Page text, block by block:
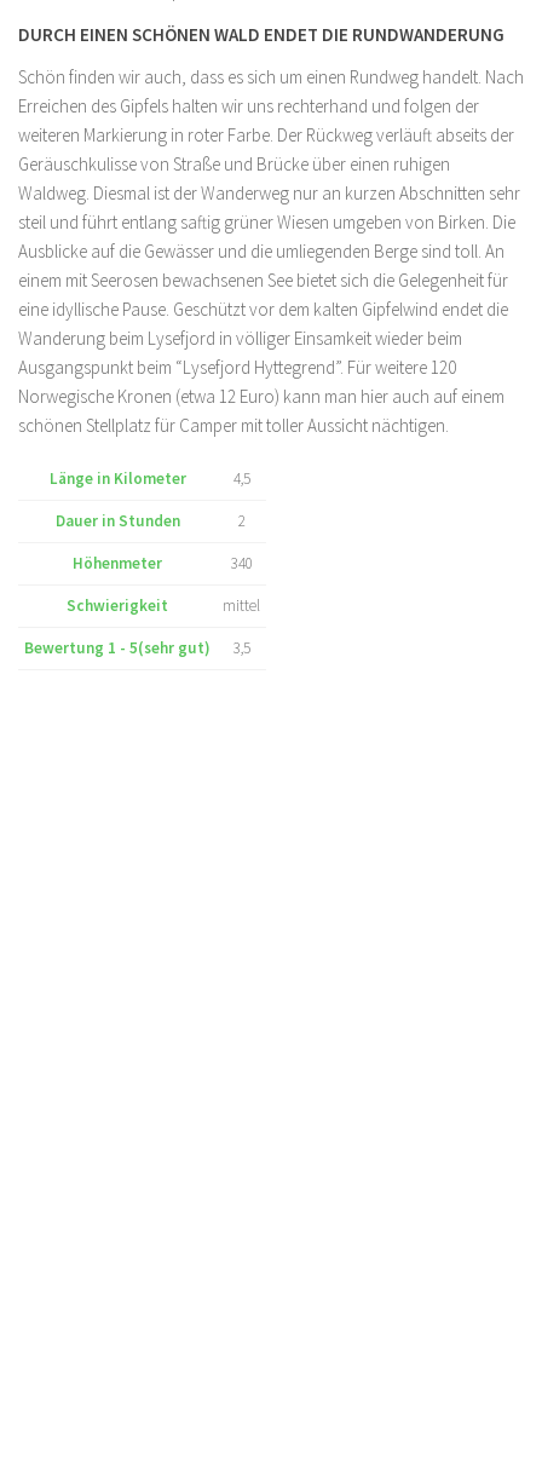
DURCH EINEN SCHÖNEN WALD ENDET DIE RUNDWANDERUNG
Schön finden wir auch, dass es sich um einen Rundweg handelt. Nach
Erreichen des Gipfels halten wir uns rechterhand und folgen der
weiteren Markierung in roter Farbe. Der Rückweg verläuft abseits der
Geräuschkulisse von Straße und Brücke über einen ruhigen
Waldweg. Diesmal ist der Wanderweg nur an kurzen Abschnitten sehr
steil und führt entlang saftig grüner Wiesen umgeben von Birken. Die
Ausblicke auf die Gewässer und die umliegenden Berge sind toll. An
einem mit Seerosen bewachsenen See bietet sich die Gelegenheit für
eine idyllische Pause. Geschützt vor dem kalten Gipfelwind endet die
Wanderung beim Lysefjord in völliger Einsamkeit wieder beim
Ausgangspunkt beim “Lysefjord Hyttegrend”. Für weitere 120
Norwegische Kronen (etwa 12 Euro) kann man hier auch auf einem
schönen Stellplatz für Camper mit toller Aussicht nächtigen.
Länge in Kilometer
Dauer in Stunden
Höhenmeter
Schwierigkeit
Bewertung 1 - 5(sehr gut)
4,5
2
340
mittel
3,5